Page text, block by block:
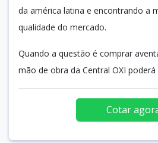
da américa latina e encontrando a
qualidade do mercado.
Quando a questão é comprar
mão de obra da Central OXI
Cotar